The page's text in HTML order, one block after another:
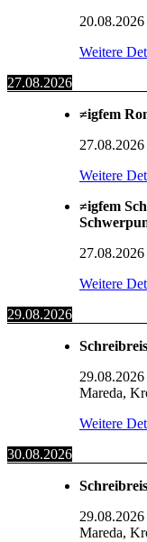
20.08.2026
Weitere
27.08.2026
≠igfem
27.08.2026
Weitere
≠igfem
27.08.2026
Weitere
29.08.2026
29.08.2026
Mareda,
Weitere
30.08.2026
29.08.2026
Mareda,